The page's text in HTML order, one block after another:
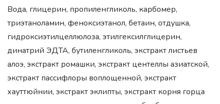
Вода, глицерин, пропиленгликоль, карбомер,
триэтаноламин, феноксиэтанол, бетаин, отдушка,
гидроксиэтилцеллюлоза, этилгексилглицерин,
динатрий ЭДТА, бутиленгликоль, экстракт листьев
алоэ, экстракт ромашки, экстракт центеллы азиатской,
экстракт пассифлоры воплощенной, экстракт
хауттюйнии, экстракт эклипты, экстракт корня горца